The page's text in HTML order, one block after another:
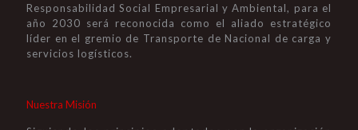
Responsabilidad Social Empresarial y Ambiental, para el
año 2030 será reconocida como el aliado estratégico
líder en el gremio de Transporte de Nacional de carga y
servicios logísticos.
Nuestra Misión